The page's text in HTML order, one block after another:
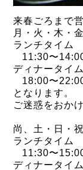
来春ごろまで
月・火・木・
ランチタイム
11:30〜
ディナータイム
18:00〜
となります。
ご迷惑をおか
尚、土・日・
ランチタイム
11:30〜
ディナータイム